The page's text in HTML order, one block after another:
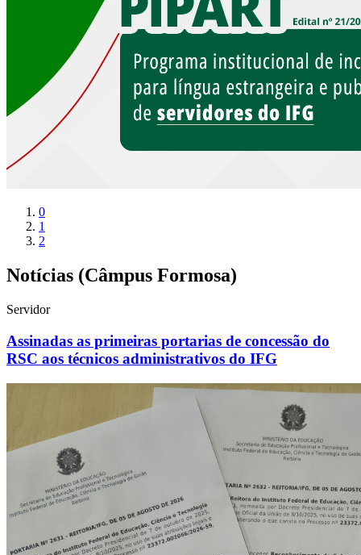
0
1
2
Notícias (Câmpus Formosa)
Servidor
Assinadas as primeiras portarias de concessão do
RSC aos técnicos administrativos do IFG